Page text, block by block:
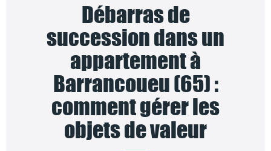
Débarras de
succession dans un
appartement à
Barrancoueu (65) :
comment gérer les
objets de valeur